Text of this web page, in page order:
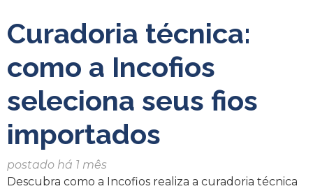
Curadoria técnica:
como a Incofios
seleciona seus fios
importados
postado há 1 mês
Descubra como a Incofios realiza a curadoria técnica